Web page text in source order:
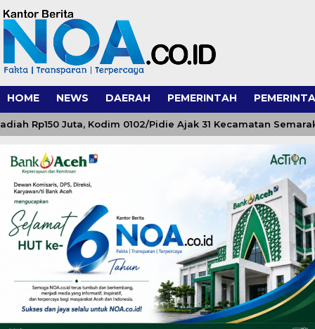
HOME NEWS DAERAH PEMERINTAH
Juta, Kodim 0102/Pidie Ajak 31 Kecamatan Semarakkan